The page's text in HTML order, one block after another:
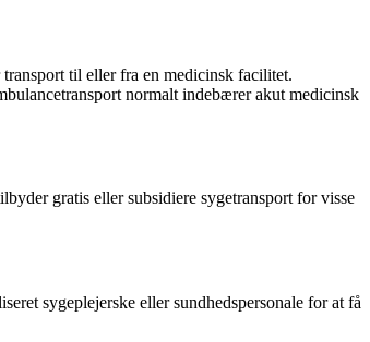
til eller fra en medicinsk facilitet.
normalt indebærer akut medicinsk
gratis eller subsidiere sygetransport for visse
sygeplejerske eller sundhedspersonale for at få